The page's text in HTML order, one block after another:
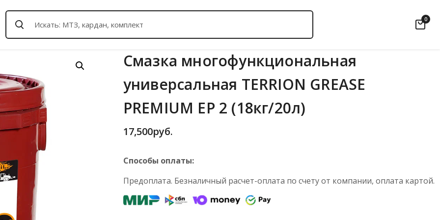
0
Смазка многофункциональная
универсальная TERRION GREASE
PREMIUM EP 2 (18кг/20л)
17,500руб.
Способы оплаты:
Предоплата. Безналичный расчет-оплата по счету от компании, оплата картой.